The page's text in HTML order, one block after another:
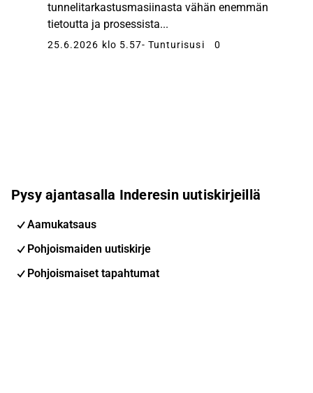
tunnelitarkastusmasiinasta vähän enemmän
tietoutta ja prosessista...
25.6.2026 klo 5.57- Tunturisusi 0
Pysy ajantasalla Inderesin uutiskirjeillä
Aamukatsaus
Pohjoismaiden uutiskirje
Pohjoismaiset tapahtumat